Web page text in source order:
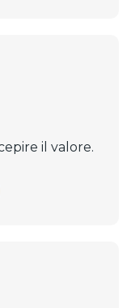
il valore.